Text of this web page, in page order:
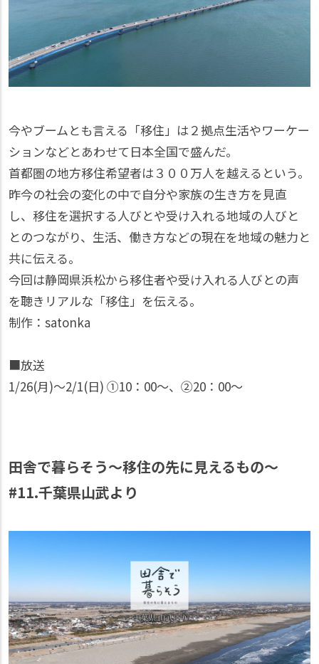
今やブームとも言える「移住」は２拠点生活やワーケー
ションなどとあわせて日本全国で盛んだ。
首都圏の地方移住希望者は３００万人を越えるという。
昨今の社会の変化の中で自分や家族の生き方を見直
し、移住を選択する人びとや受け入れる地域の人びと
とのつながり、生活、働き方などの現在を地域の魅力と
共に伝える。
今回は静岡県浜松から移住者や受け入れる人びとの声
を聴きリアルな「移住」を伝える。
制作：satonka
■放送
1/26(月)〜2/1(日) ①10：00〜、②20：00〜
田舎で暮らそう～移住の先に見えるもの～
#11.千葉県山武より